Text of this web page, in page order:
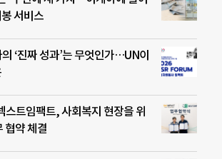
서비스
‘진짜 성과’는 무엇인가…UN이
스트임팩트, 사회복지 현장을 위
협약 체결